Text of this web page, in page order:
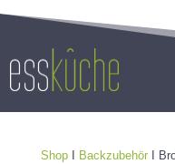
ShopI BackzubehörI